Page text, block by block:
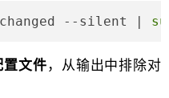
--silent |
文件，从输出中排除对